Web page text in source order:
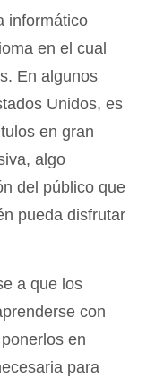
informático
en el cual
En algunos
Unidos, es
en gran
algo
del público que
pueda disfrutar
a que los
con
en
para